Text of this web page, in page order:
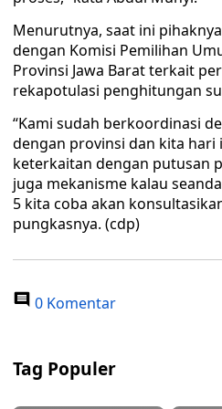
Menurutnya, saat ini
dengan Komisi Pemilihan
Provinsi Jawa Barat terkait
rekapotulasi penghitungan
“Kami sudah berkoordinasi
dengan provinsi dan kita hari
keterkaitan dengan putusan
juga mekanisme kalau
5 kita coba akan
pungkasnya. (cdp)
0 Komentar
Tag Populer